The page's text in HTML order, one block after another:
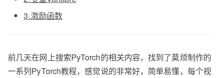
3.激励函数
前几天在网上搜索PyTorch的相关内容，找到了莫烦制作的
一系列PyTorch教程，感觉说的非常好，简单易懂，每个视